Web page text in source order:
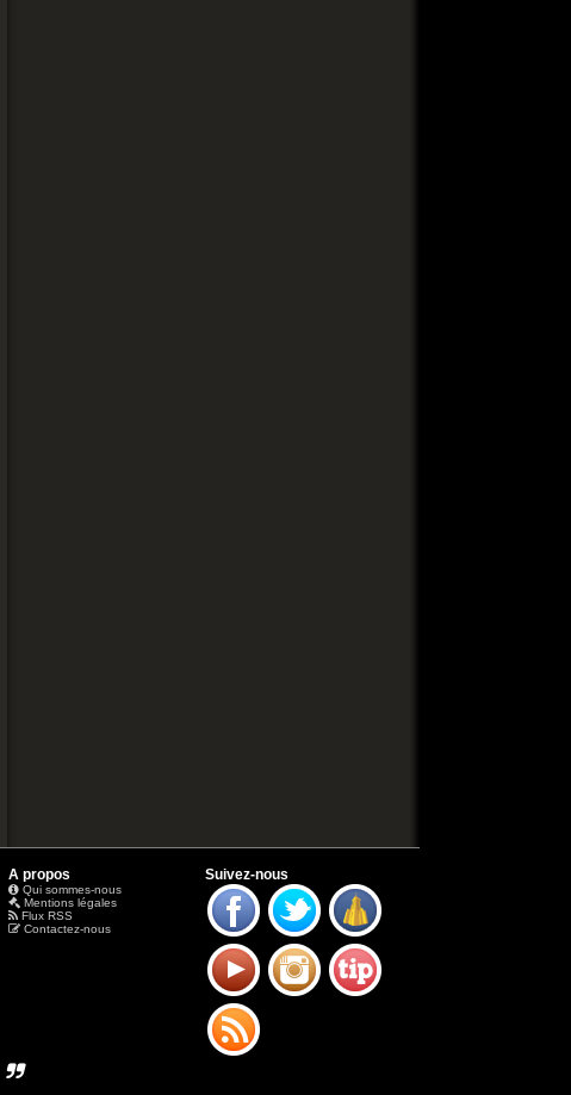
A propos
Qui sommes-nous
Mentions légales
Flux RSS
Contactez-nous
Suivez-nous